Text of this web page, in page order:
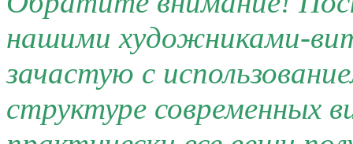
нашими художниками-
зачастую с
структуре современных